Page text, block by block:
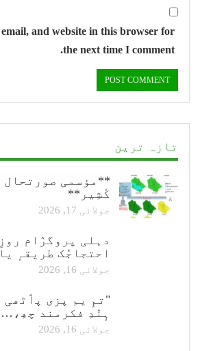
email, and website in this browser for
the next time I comment.
تازہ ترین
**مؤسمی صورتحال
کٔشِیر**
جولائی 17, 2026
دہلی پروگرٛام
احتجاجُک طریقہٕ
جولائی 16, 2026
"تمِ یم پزی پٲٹھی
ہٕنٛدِ فکرمند چھِ،…
جولائی 16, 2026